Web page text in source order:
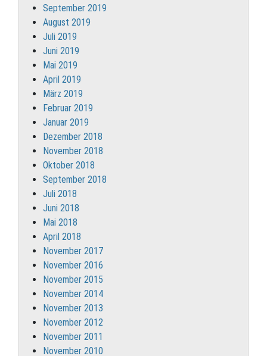
September 2019
August 2019
Juli 2019
Juni 2019
Mai 2019
April 2019
März 2019
Februar 2019
Januar 2019
Dezember 2018
November 2018
Oktober 2018
September 2018
Juli 2018
Juni 2018
Mai 2018
April 2018
November 2017
November 2016
November 2015
November 2014
November 2013
November 2012
November 2011
November 2010